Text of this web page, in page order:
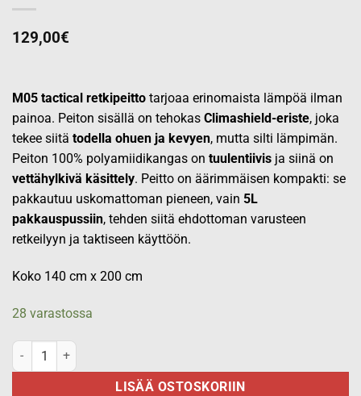
129,00€
M05 tactical retkipeitto tarjoaa erinomaista lämpöä ilman
painoa. Peiton sisällä on tehokas Climashield-eriste, joka
tekee siitä todella ohuen ja kevyen, mutta silti lämpimän.
Peiton 100% polyamiidikangas on tuulentiivis ja siinä on
vettähylkivä käsittely. Peitto on äärimmäisen kompakti: se
pakkautuu uskomattoman pieneen, vain 5L
pakkauspussiin, tehden siitä ehdottoman varusteen
retkeilyyn ja taktiseen käyttöön.
Koko 140 cm x 200 cm
28 varastossa
M05 Tactical retkipeitto määrä
LISÄÄ OSTOSKORIIN